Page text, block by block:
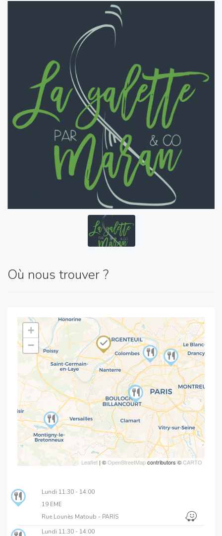
Où nous trouver ?
+
−
Leaflet | ©OpenStreetMapcontributors ©CARTO
Lundi 11:30 - 14:00
19 EME
Rue Lounès Matoub - PARIS
Lundi 11:30 - 14:00